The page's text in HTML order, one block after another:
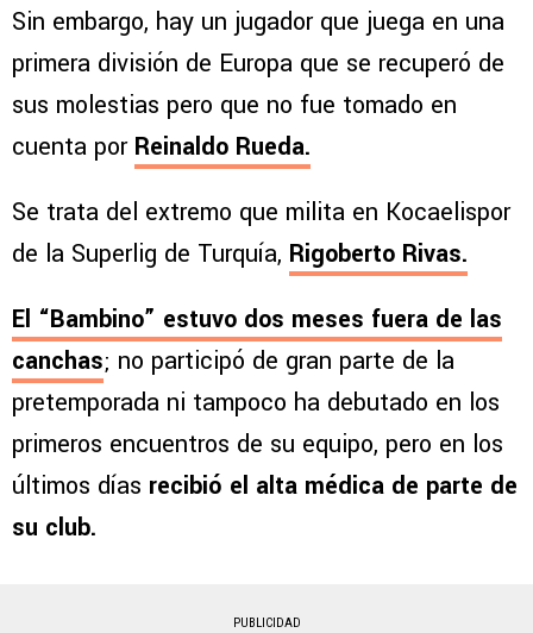
Sin embargo, hay un jugador que juega en una
primera división de Europa que se recuperó de
sus molestias pero que no fue tomado en
cuenta por Reinaldo Rueda.
Se trata del extremo que milita en Kocaelispor
de la Superlig de Turquía, Rigoberto Rivas.
El “Bambino” estuvo dos meses fuera de las
canchas; no participó de gran parte de la
pretemporada ni tampoco ha debutado en los
primeros encuentros de su equipo, pero en los
últimos días recibió el alta médica de parte de
su club.
PUBLICIDAD